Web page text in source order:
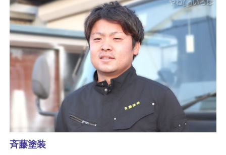
斉藤塗装